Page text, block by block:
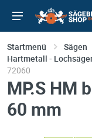
Startmenü Sägen
Hartmetall -
72060
MP.S HM
60 mm